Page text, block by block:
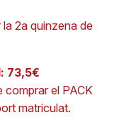
2a quinzena de
73,5€
comprar el PACK
matriculat.